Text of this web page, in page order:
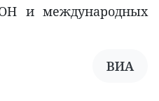
и международных
ВИА